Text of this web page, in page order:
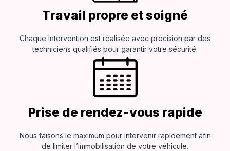
Travail propre et soigné
Chaque intervention est réalisée avec précision par des
techniciens qualifiés pour garantir votre sécurité.
Prise de rendez-vous rapide
Nous faisons le maximum pour intervenir rapidement afin
de limiter l’immobilisation de votre véhicule.